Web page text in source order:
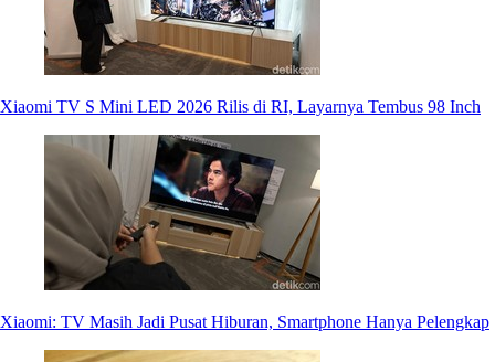
Xiaomi TV S Mini LED 2026 Rilis di RI, Layarnya Tembus 98 Inch
Xiaomi: TV Masih Jadi Pusat Hiburan, Smartphone Hanya Pelengkap